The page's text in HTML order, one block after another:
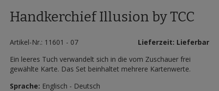
der
Handkerchief Illusion by TCC
Artikel-Nr.: 11601 - 07
Lieferzeit: Lieferbar
Ein leeres Tuch verwandelt sich in die vom Zuschauer frei
gewählte Karte. Das Set beinhaltet mehrere Kartenwerte.
Sprache: Englisch - Deutsch